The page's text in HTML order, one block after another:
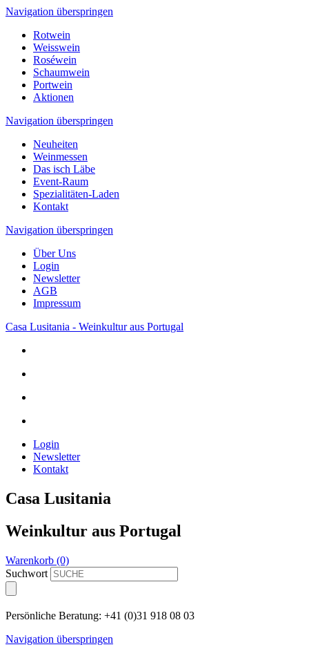
Navigation überspringen
Rotwein
Weisswein
Roséwein
Schaumwein
Portwein
Aktionen
Navigation überspringen
Neuheiten
Weinmessen
Das isch Läbe
Event-Raum
Spezialitäten-Laden
Kontakt
Navigation überspringen
Über Uns
Login
Newsletter
AGB
Impressum
Casa Lusitania - Weinkultur aus Portugal
Login
Newsletter
Kontakt
Casa Lusitania
Weinkultur aus Portugal
Warenkorb (0)
Suchwort
Persönliche Beratung: +41 (0)31 918 08 03
Navigation überspringen